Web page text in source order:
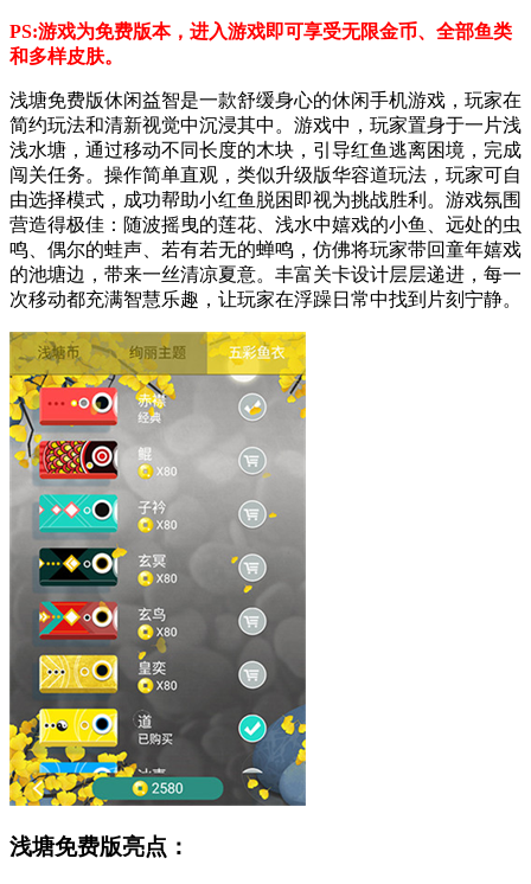
PS:游戏为免费版本，进入游戏即可享受无限金币、全部鱼类
和多样皮肤。
浅塘免费版休闲益智是一款舒缓身心的休闲手机游戏，玩家在
简约玩法和清新视觉中沉浸其中。游戏中，玩家置身于一片浅
浅水塘，通过移动不同长度的木块，引导红鱼逃离困境，完成
闯关任务。操作简单直观，类似升级版华容道玩法，玩家可自
由选择模式，成功帮助小红鱼脱困即视为挑战胜利。游戏氛围
营造得极佳：随波摇曳的莲花、浅水中嬉戏的小鱼、远处的虫
鸣、偶尔的蛙声、若有若无的蝉鸣，仿佛将玩家带回童年嬉戏
的池塘边，带来一丝清凉夏意。丰富关卡设计层层递进，每一
次移动都充满智慧乐趣，让玩家在浮躁日常中找到片刻宁静。
浅塘免费版亮点：